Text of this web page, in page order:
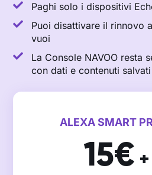
12. Richiedere un
13. Effettuare una
15. Consigliare i migliori
16. Consultare il meteo
Paghi solo i dispositivi
Puoi disattivare il rinnovo
vuoi
La Console NAVOO resta
con dati e contenuti salvati
ALEXA SMART
15€